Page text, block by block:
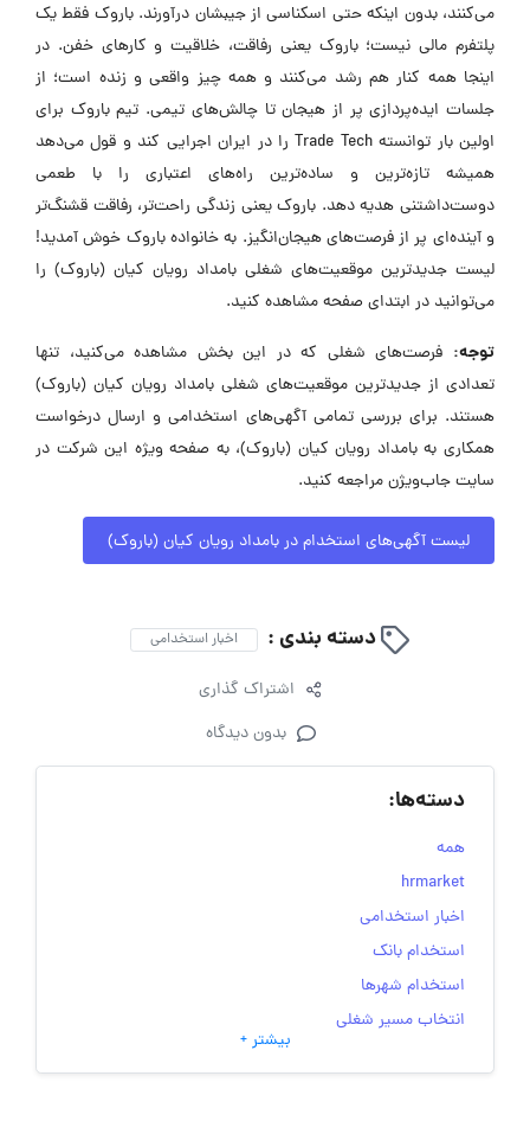
می‌کنند، بدون اینکه حتی اسکناسی از جیبشان درآورند. باروک فقط یک
پلتفرم مالی نیست؛ باروک یعنی رفاقت، خلاقیت و کارهای خفن. در
اینجا همه کنار هم رشد می‌کنند و همه چیز واقعی و زنده است؛ از
جلسات ایده‌پردازی پر از هیجان تا چالش‌های تیمی. تیم باروک برای
اولین بار توانسته Trade Tech را در ایران اجرایی کند و قول می‌دهد
همیشه تازه‌ترین و ساده‌ترین راه‌های اعتباری را با طعمی
دوست‌داشتنی هدیه دهد. باروک یعنی زندگی راحت‌تر، رفاقت قشنگ‌تر
و آینده‌ای پر از فرصت‌های هیجان‌انگیز. به خانواده باروک خوش آمدید!
لیست جدیدترین موقعیت‌های شغلی بامداد رویان کیان (باروک) را
می‌توانید در ابتدای صفحه مشاهده کنید.
توجه: فرصت‌های شغلی که در این بخش مشاهده می‌کنید، تنها
تعدادی از جدیدترین موقعیت‌های شغلی بامداد رویان کیان (باروک)
هستند. برای بررسی تمامی آگهی‌های استخدامی و ارسال درخواست
همکاری به بامداد رویان کیان (باروک)، به صفحه ویژه این شرکت در
سایت جاب‌ویژن مراجعه کنید.
لیست آگهی‌های استخدام در بامداد رویان کیان (باروک)
دسته بندی : اخبار استخدامی
اشتراک گذاری
بدون دیدگاه
دسته‌ها:
همه
hrmarket
اخبار استخدامی
استخدام بانک
استخدام شهرها
انتخاب مسیر شغلی
به‌روزرسانی‌های سایت (کارجویی)
بیشتر +